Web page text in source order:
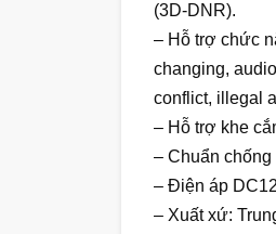
(3D-DNR).
– Hỗ trợ chức
changing,
conflict, illegal
– Hỗ trợ khe
– Chuẩn
– Điện áp
– Xuất xứ: